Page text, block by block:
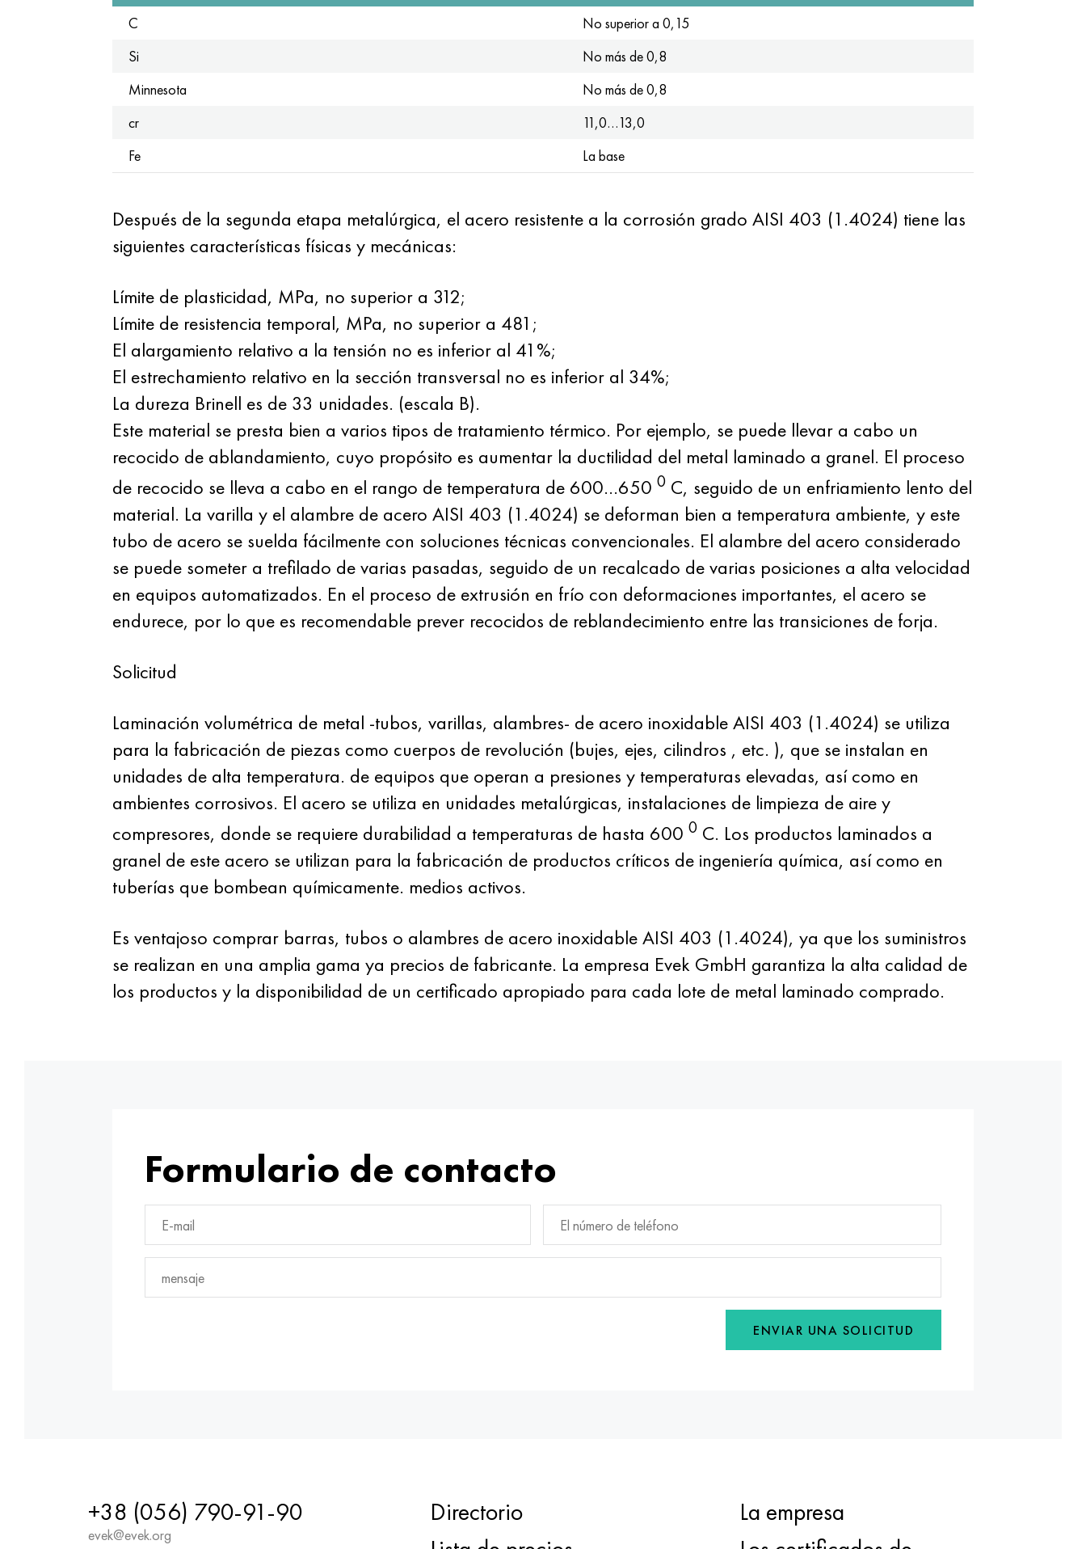
C
No superior a 0,15
Si
No más de 0,8
Minnesota
No más de 0,8
cr
11,0…13,0
Fe
La base
Después de la segunda etapa metalúrgica, el acero resistente a la corrosión grado AISI 403 (1.4024) tiene las
siguientes características físicas y mecánicas:
Límite de plasticidad, MPa, no superior a 312;
Límite de resistencia temporal, MPa, no superior a 481;
El alargamiento relativo a la tensión no es inferior al 41%;
El estrechamiento relativo en la sección transversal no es inferior al 34%;
La dureza Brinell es de 33 unidades. (escala B).
Este material se presta bien a varios tipos de tratamiento térmico. Por ejemplo, se puede llevar a cabo un
recocido de ablandamiento, cuyo propósito es aumentar la ductilidad del metal laminado a granel. El proceso
de recocido se lleva a cabo en el rango de temperatura de 600...650 0C, seguido de un enfriamiento lento del
material. La varilla y el alambre de acero AISI 403 (1.4024) se deforman bien a temperatura ambiente, y este
tubo de acero se suelda fácilmente con soluciones técnicas convencionales. El alambre del acero considerado
se puede someter a trefilado de varias pasadas, seguido de un recalcado de varias posiciones a alta velocidad
en equipos automatizados. En el proceso de extrusión en frío con deformaciones importantes, el acero se
endurece, por lo que es recomendable prever recocidos de reblandecimiento entre las transiciones de forja.
Solicitud
Laminación volumétrica de metal -tubos, varillas, alambres- de acero inoxidable AISI 403 (1.4024) se utiliza
para la fabricación de piezas como cuerpos de revolución (bujes, ejes, cilindros , etc. ), que se instalan en
unidades de alta temperatura. de equipos que operan a presiones y temperaturas elevadas, así como en
ambientes corrosivos. El acero se utiliza en unidades metalúrgicas, instalaciones de limpieza de aire y
compresores, donde se requiere durabilidad a temperaturas de hasta 600 0C. Los productos laminados a
granel de este acero se utilizan para la fabricación de productos críticos de ingeniería química, así como en
tuberías que bombean químicamente. medios activos.
Es ventajoso comprar barras, tubos o alambres de acero inoxidable AISI 403 (1.4024), ya que los suministros
se realizan en una amplia gama ya precios de fabricante. La empresa Evek GmbH garantiza la alta calidad de
los productos y la disponibilidad de un certificado apropiado para cada lote de metal laminado comprado.
Formulario de contacto
ENVIAR UNA SOLICITUD
+38 (056) 790-91-90
evek@evek.org
Directorio
La empresa